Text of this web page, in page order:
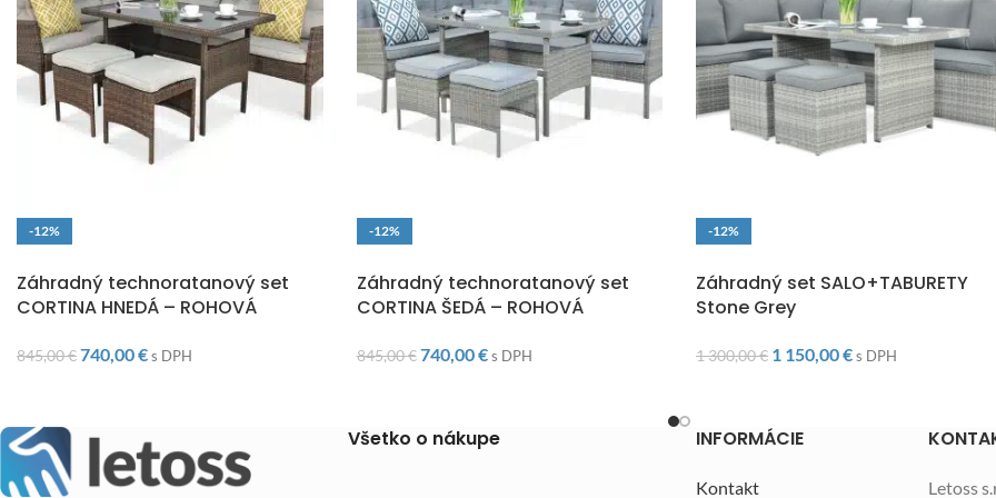
-12%
Záhradný technoratanový set
CORTINA HNEDÁ – ROHOVÁ
845,00€740,00€s DPH
-12%
Záhradný technoratanový set
CORTINA ŠEDÁ – ROHOVÁ
845,00€ 740,00€ s DPH
-12%
Záhradný set SALO+TABURETY
Stone Grey
1 300,00€ 1 150,00€s DPH
Všetko o nákupe INFORMÁCIE
Kontakt Letoss